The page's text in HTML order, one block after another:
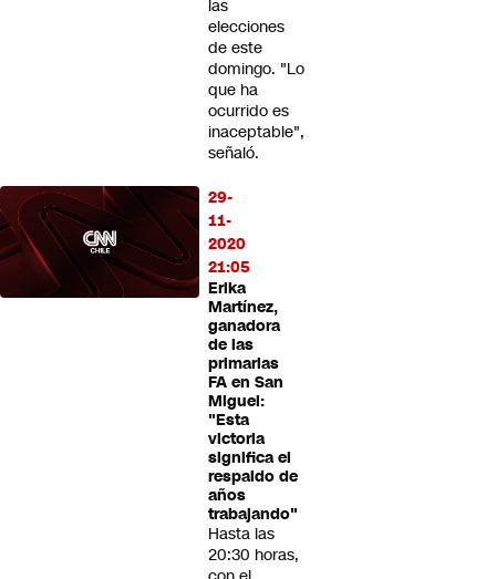
las
elecciones
de este
domingo. "Lo
que ha
ocurrido es
inaceptable",
señaló.
29-
11-
2020
21:05
Erika
Martínez,
ganadora
de las
primarias
FA en San
Miguel:
"Esta
victoria
significa el
respaldo de
años
trabajando"
Hasta las
20:30 horas,